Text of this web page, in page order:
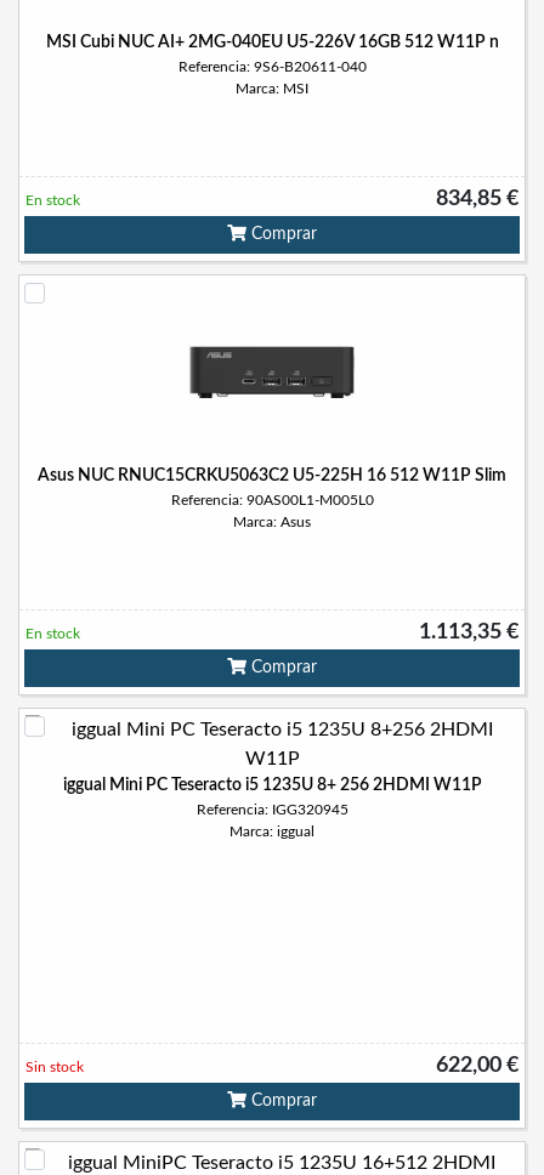
MSI Cubi NUC AI+ 2MG-040EU U5-226V 16GB 512 W11P n
Referencia: 9S6-B20611-040
Marca: MSI
834,85 €
En stock
Comprar
Asus NUC RNUC15CRKU5063C2 U5-225H 16 512 W11P Slim
Referencia: 90AS00L1-M005L0
Marca: Asus
1.113,35 €
En stock
Comprar
iggual Mini PC Teseracto i5 1235U 8+ 256 2HDMI W11P
Referencia: IGG320945
Marca: iggual
622,00 €
Sin stock
Comprar